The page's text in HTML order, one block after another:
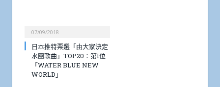
07/09/2018
日本推特票選「由大家決定
水團歌曲」TOP20：第1位
「WATER BLUE NEW
WORLD」